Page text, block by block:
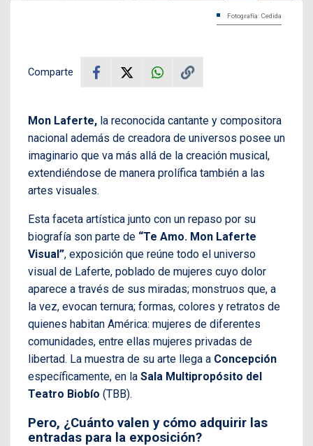
Fotografía: Cedida
Comparte
Mon Laferte, la reconocida cantante y compositora
nacional además de creadora de universos posee un
imaginario que va más allá de la creación musical,
extendiéndose de manera prolífica también a las
artes visuales.
Esta faceta artística junto con un repaso por su
biografía son parte de “Te Amo. Mon Laferte
Visual”, exposición que reúne todo el universo
visual de Laferte, poblado de mujeres cuyo dolor
aparece a través de sus miradas; monstruos que, a
la vez, evocan ternura; formas, colores y retratos de
quienes habitan América: mujeres de diferentes
comunidades, entre ellas mujeres privadas de
libertad. La muestra de su arte llega a Concepción
específicamente, en la Sala Multipropósito del
Teatro Biobío (TBB).
Pero, ¿Cuánto valen y cómo adquirir las
entradas para la exposición?